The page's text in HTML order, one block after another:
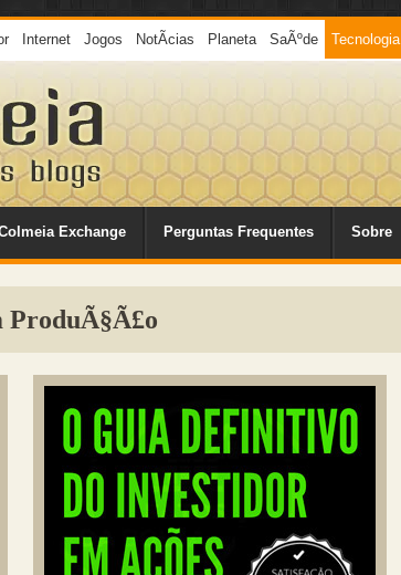
Internet Jogos NotÃ­cias Planeta SaÃºde Tecnologia
Exchange Perguntas Frequentes Sobre
ProduÃ§Ã£o